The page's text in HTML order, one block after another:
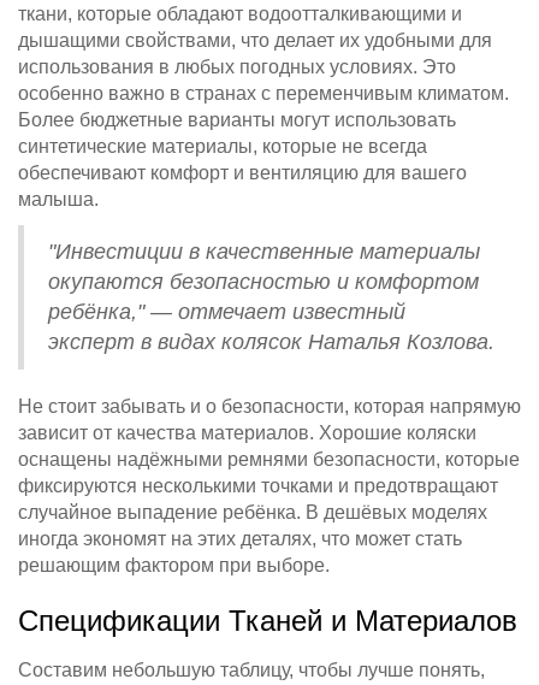
ткани, которые обладают водоотталкивающими и
дышащими свойствами, что делает их удобными для
использования в любых погодных условиях. Это
особенно важно в странах с переменчивым климатом.
Более бюджетные варианты могут использовать
синтетические материалы, которые не всегда
обеспечивают комфорт и вентиляцию для вашего
малыша.
"Инвестиции в качественные материалы
окупаются безопасностью и комфортом
ребёнка," — отмечает известный
эксперт в видах колясок Наталья Козлова.
Не стоит забывать и о безопасности, которая напрямую
зависит от качества материалов. Хорошие коляски
оснащены надёжными ремнями безопасности, которые
фиксируются несколькими точками и предотвращают
случайное выпадение ребёнка. В дешёвых моделях
иногда экономят на этих деталях, что может стать
решающим фактором при выборе.
Спецификации Тканей и Материалов
Составим небольшую таблицу, чтобы лучше понять,